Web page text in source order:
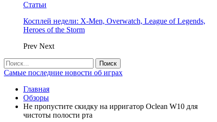
Статьи
Косплей недели: X-Men, Overwatch, League of Legends,
Heroes of the Storm
Prev Next
Самые последние новости об играх
Главная
Обзоры
Не пропустите скидку на ирригатор Oclean W10 для
чистоты полости рта